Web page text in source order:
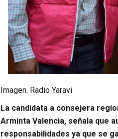
Imagen. Radio Yaravi
La candidata a consejera
Arminta Valencia, señala que
responsabilidades ya que se